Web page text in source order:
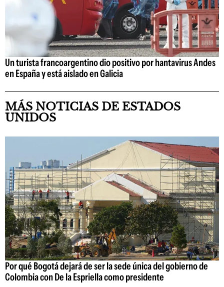
Un turista francoargentino dio positivo por hantavirus Andes
en España y está aislado en Galicia
MÁS NOTICIAS DE ESTADOS
UNIDOS
Por qué Bogotá dejará de ser la sede única del gobierno de
Colombia con De la Espriella como presidente